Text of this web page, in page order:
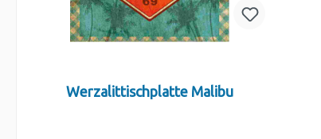
Werzalittischplatte Malibu